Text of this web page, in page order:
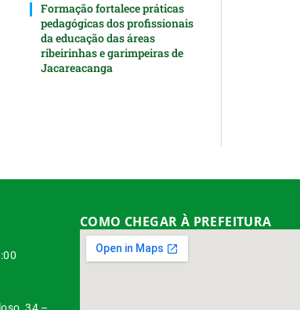
Formação fortalece práticas
pedagógicas dos profissionais
da educação das áreas
ribeirinhas e garimpeiras de
Jacareacanga
COMO CHEGAR À PREFEITURA